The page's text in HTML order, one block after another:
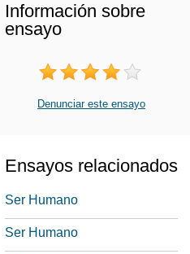
Información sobre
ensayo
Denunciar este ensayo
Ensayos relacionados
Ser Humano
Ser Humano